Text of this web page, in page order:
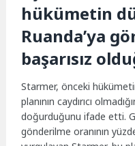
hükümetin
Ruanda’ya
başarısız
Starmer, önceki
planının caydırıcı
doğurduğunu ifade etti.
gönderilme oranının